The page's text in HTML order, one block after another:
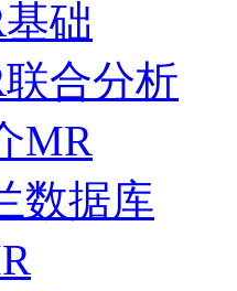
础
合分析
MR
数据库